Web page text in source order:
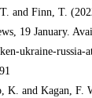
and Finn, T.
19 January.
ukraine-russia-
K. and Kagan, F.